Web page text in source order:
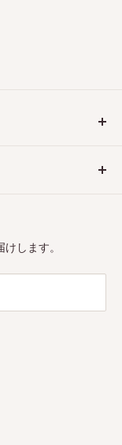
します。
規代理店です。
品を取り揃え